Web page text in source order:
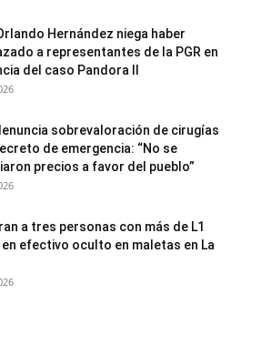
Hernández niega haber
a representantes de la PGR en
del caso Pandora II
sobrevaloración de cirugías
de emergencia: “No se
precios a favor del pueblo”
a tres personas con más de L1
efectivo oculto en maletas en La